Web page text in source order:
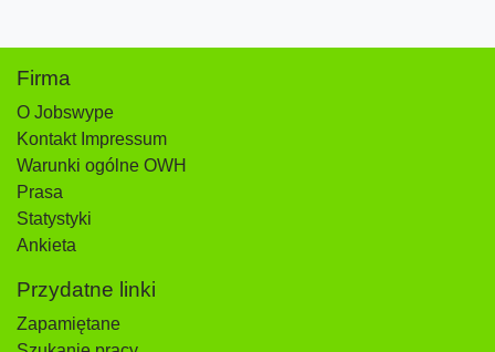
Firma
O Jobswype
Kontakt Impressum
Warunki ogólne OWH
Prasa
Statystyki
Ankieta
Przydatne linki
Zapamiętane